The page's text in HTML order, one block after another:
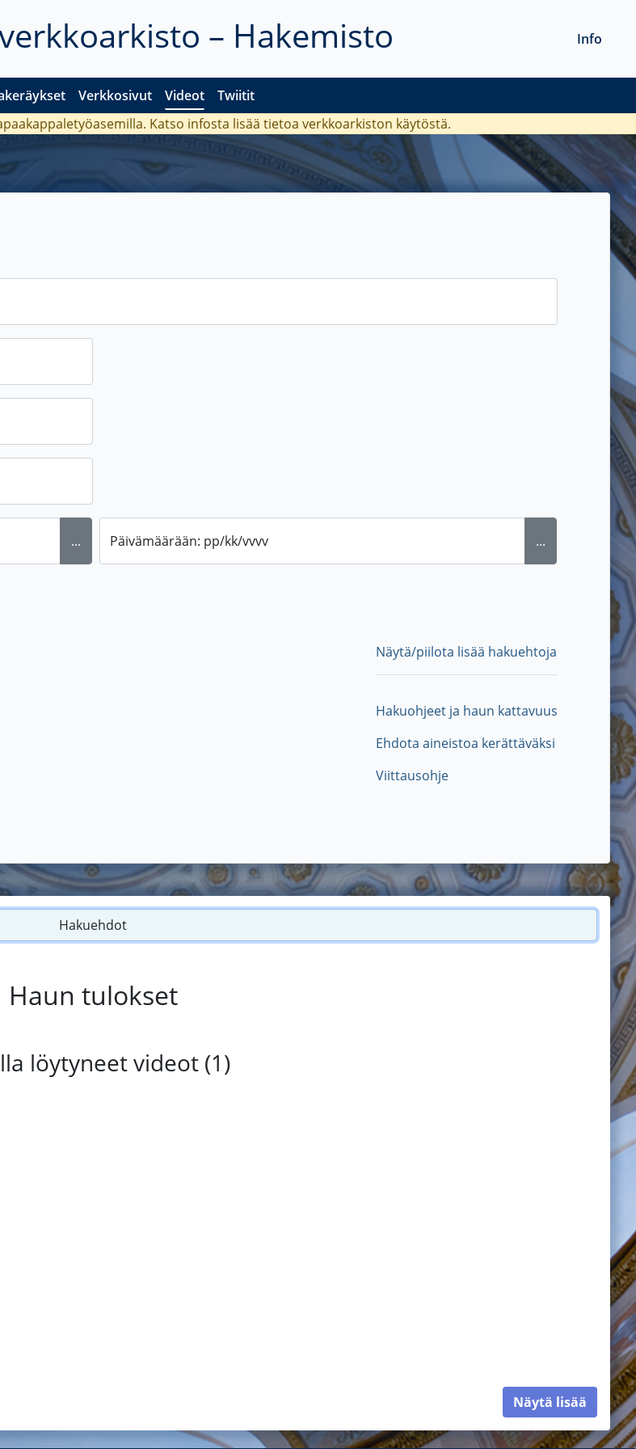
– Hakemisto
Verkkosivut Videot Twiitit
Info
Katso infosta lisää tietoa verkkoarkiston käytöstä.
... Päivämäärään: pp/kk/vvvv ...
Näytä/piilota lisää hakuehtoja
Hakuohjeet ja haun kattavuus
Ehdota aineistoa kerättäväksi
Viittausohje
Hakuehdot
Haun tulokset
löytyneet videot (1)
Näytä lisää